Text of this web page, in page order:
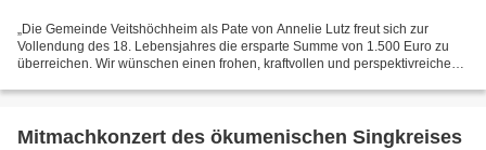
„Die Gemeinde Veitshöchheim als Pate von Annelie Lutz freut sich zur
Vollendung des 18. Lebensjahres die ersparte Summe von 1.500 Euro zu
überreichen. Wir wünschen einen frohen, kraftvollen und perspektivreichen
Mitmachkonzert des ökumenischen Singkreises